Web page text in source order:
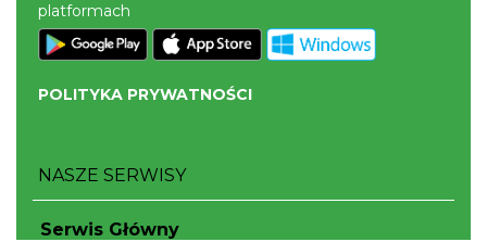
platformach
POLITYKA PRYWATNOŚCI
NASZE SERWISY
Serwis Główny